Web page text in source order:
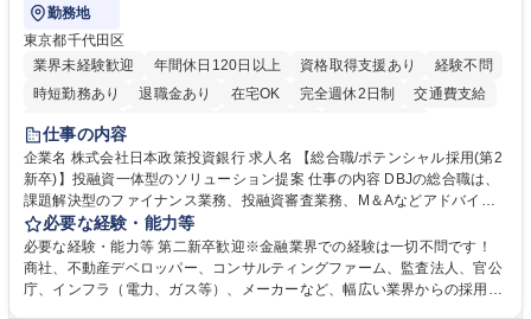
勤務地
東京都千代田区
業界未経験歓迎
年間休日120日以上 資格取得支援あり
経験不問
時短勤務あり
退職金あり 在宅OK 完全週休2日制
交通費支給
駅近5分以内
食事補助あり
託児所あり
仕事の内容
企業名 株式会社日本政策投資銀行 求人名 【総合職/ポテンシャル採用(第2
新卒)】投融資一体型のソリューション提案 仕事の内容 DBJの総合職は、
課題解決型のファイナンス業務、投融資審査業務、M＆Aなどアドバイザ
リー業務、地域戦略企画業務など、多様な業務に精通し、複数の専門性を
掛け合わせて広く社会に貢献していく職種です。 入社後は、横断的なロー
テーションを経て適性や専門性に応じたキャリアを形成していただきま
す。総合職として入社いただき、下記いずれかの部門でご活躍いただきま
必要な経験・能力等
必要な経験・能力等 第二新卒歓迎※金融業界での経験は一切不問です！
商社、不動産デベロッパー、コンサルティングファーム、監査法人、官公
庁、インフラ（電力、ガス等）、メーカーなど、幅広い業界からの採用実